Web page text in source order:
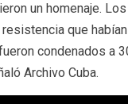
un homenaje.
que
condenados a
Archivo Cuba.